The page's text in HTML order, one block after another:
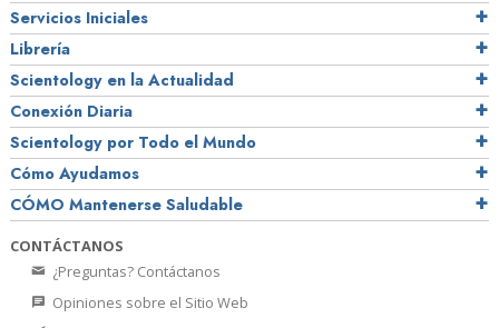
Servicios Iniciales
Librería
Scientology en la Actualidad
Conexión Diaria
Scientology por Todo el Mundo
Cómo Ayudamos
CÓMO Mantenerse Saludable
CONTÁCTANOS
¿Preguntas? Contáctanos
Opiniones sobre el Sitio Web